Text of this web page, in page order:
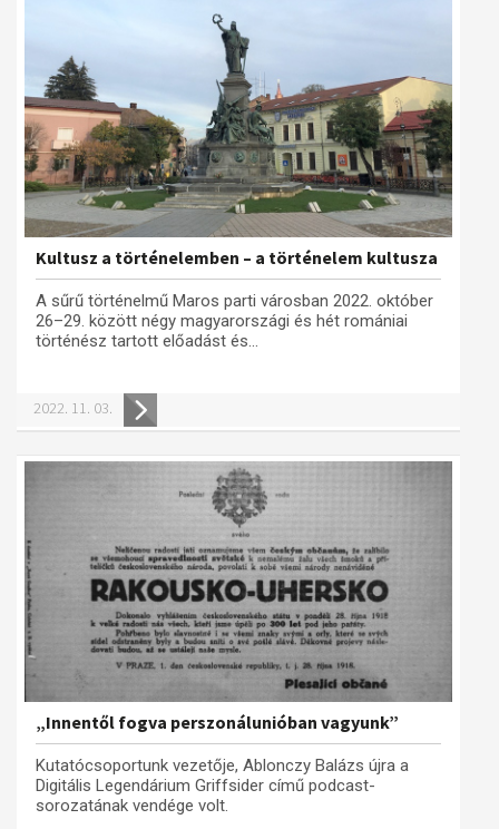
Kultusz a történelemben – a történelem kultusza
A sűrű történelmű Maros parti városban 2022. október
26–29. között négy magyarországi és hét romániai
történész tartott előadást és...
2022. 11. 03.
„Innentől fogva perszonálunióban vagyunk”
Kutatócsoportunk vezetője, Ablonczy Balázs újra a
Digitális Legendárium Griffsider című podcast-
sorozatának vendége volt.